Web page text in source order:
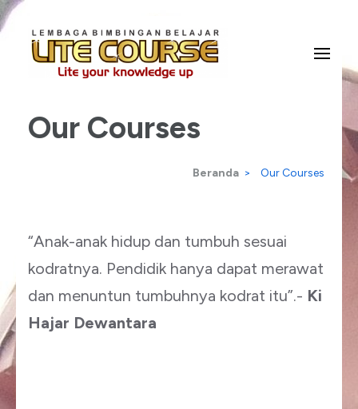
Lompat
konten
Enter)
Our Courses
Beranda > Our Courses
“Anak-anak hidup dan tumbuh sesuai
kodratnya. Pendidik hanya dapat merawat
dan menuntun tumbuhnya kodrat itu”.- Ki
Hajar Dewantara